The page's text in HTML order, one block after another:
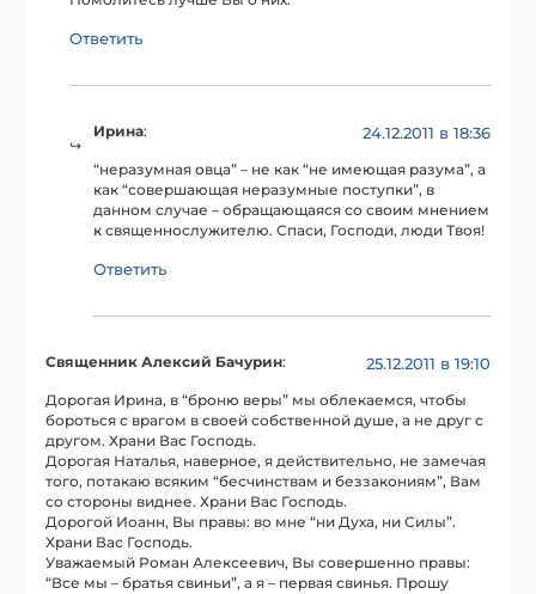
Ответить
Ирина: 24.12.2011 в 18:36
“неразумная овца” – не как “не имеющая разума”, а
как “совершающая неразумные поступки”, в
данном случае – обращающаяся со своим мнением
к священнослужителю. Спаси, Господи, люди Твоя!
Ответить
Священник Алексий Бачурин: 25.12.2011 в 19:10
Дорогая Ирина, в “броню веры” мы облекаемся, чтобы
бороться с врагом в своей собственной душе, а не друг с
другом. Храни Вас Господь.
Дорогая Наталья, наверное, я действительно, не замечая
того, потакаю всяким “бесчинствам и беззакониям”, Вам
со стороны виднее. Храни Вас Господь.
Дорогой Иоанн, Вы правы: во мне “ни Духа, ни Силы”.
Храни Вас Господь.
Уважаемый Роман Алексеевич, Вы совершенно правы:
“Все мы – братья свиньи”, а я – первая свинья. Прошу